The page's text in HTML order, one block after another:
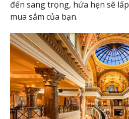
đến sang trọng, hứa hẹn sẽ
mua sắm của bạn.